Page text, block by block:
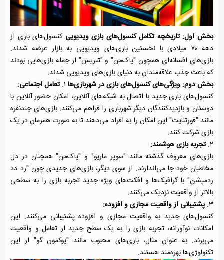
بخش اول: تاریخچه تکامل کنسول‌های بازی ویدیویی کنسول‌های بازی از
دهه ۷۰ میلادی با نخستین بازی‌های ویدیویی به بازار عرضه شدند.
بازی‌های افسانه‌ای همچون "پاک‌من" و "تتریس" از جمله بازی‌هایی بودند
که باعث جذب علاقه‌مندان به دنیای بازی‌های ویدیویی شدند.
بخش دوم: ویژگی‌های کنسول‌های بازی در شهربازی‌ها
تعامل اجتماعی:
کنسول‌های بازی جدید با اتصال به شبکه‌های آنلاین، امکان حضور آنلاین با
دوستان و بازدیدکنندگان دیگر شهربازی را فراهم می‌کنند. بازی‌های چندنفره
مانند "فورتنایت" این امکان را به افراد می‌دهند تا به صورت همزمان در یک
بازی شرکت کنند.
۲. تجربه بازی هوشمند:
بازی‌های معروف گذشته مانند "سوپر ماریو" و "پاک‌من" همچنان در دل
مخاطبان خود جا می‌اندازند. از سوی دیگر، بازی‌های جدیدی چون "رد دد
ردمپشن" با گرافیک‌ها و افکت‌های ویژه جدید تجربه بازی را به سطحی
بالاتر از واقعیت نزدیک می‌کنند.
۳. پشتیبانی از واقعیت مجازی و افزوده:
کنسول‌های جدید به واقعیت مجازی و افزوده پشتیبانی می‌کنند. این
امکانات نوآورانه، تجربه بازی را به یک سطح جدید از تعامل و واقعیت
می‌برند. به عنوان مثال، بازی‌های محبوب مانند "پوکمون گو" از این
تکنولوژی‌ها بهره‌مند هستند.